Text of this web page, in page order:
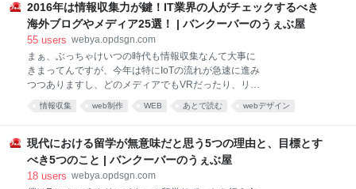
2016年は情報収集力が鍵！IT業界の人がチェックするべき
海外ブログやメディア25選！ | バンクーバーのうぇぶ屋
55 users webya.opdsgn.com
まぁ、ぶっちゃけいつの時代も情報収集なんて大事に
きまってんですが、今年は特にIoTの流れが急速に進み
つつありますし、どのメディアでもVRだったり、リア
ルタイムメディアの成長についてだったり、変化の兆
しが非常に顕著にあらわれていると思います（まぁ毎
らIoTの進化により様々なデバイスへフィールドが移ろ
うとしつつ、その次は、その次は…、その次…。 僕ら
の主戦場もなかなかに落ち着きを見せないようです
情報収集 web制作 WEB あとで読む webデザイン
現代における留学が無意味だと思う5つの理由と、目標とす
べき5つのこと | バンクーバーのうぇぶ屋
18 users webya.opdsgn.com